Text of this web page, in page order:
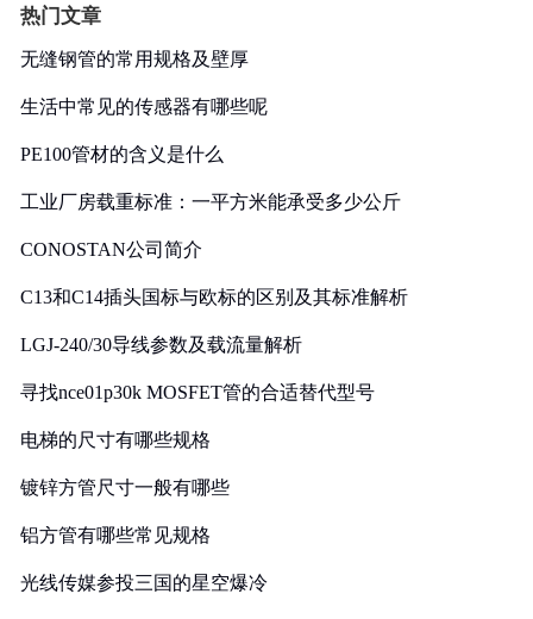
热门文章
无缝钢管的常用规格及壁厚
生活中常见的传感器有哪些呢
PE100管材的含义是什么
工业厂房载重标准：一平方米能承受多少公斤
CONOSTAN公司简介
C13和C14插头国标与欧标的区别及其标准解析
LGJ-240/30导线参数及载流量解析
寻找nce01p30k MOSFET管的合适替代型号
电梯的尺寸有哪些规格
镀锌方管尺寸一般有哪些
铝方管有哪些常见规格
光线传媒参投三国的星空爆冷